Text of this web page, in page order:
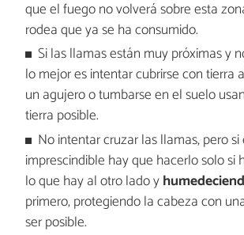
que el fuego no volverá sobre esta
rodea que ya se ha consumido.
Si las llamas están muy próximas y
lo mejor es intentar cubrirse con tierra
un agujero o tumbarse en el suelo
tierra posible.
No intentar cruzar las llamas, pero
imprescindible hay que hacerlo solo si
lo que hay al otro lado y
primero, protegiendo la cabeza con
ser posible.